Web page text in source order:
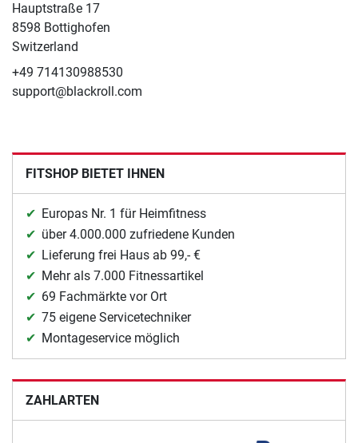
Hauptstraße 17
8598 Bottighofen
Switzerland
+49 714130988530
support@blackroll.com
FITSHOP BIETET IHNEN
Europas Nr. 1 für Heimfitness
über 4.000.000 zufriedene Kunden
Lieferung frei Haus ab 99,- €
Mehr als 7.000 Fitnessartikel
69 Fachmärkte vor Ort
75 eigene Servicetechniker
Montageservice möglich
ZAHLARTEN